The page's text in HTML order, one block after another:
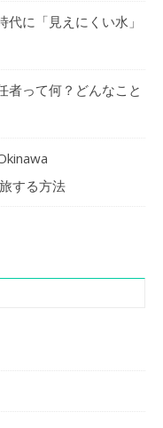
に「見えにくい水」
者って何？どんなこと
する方法